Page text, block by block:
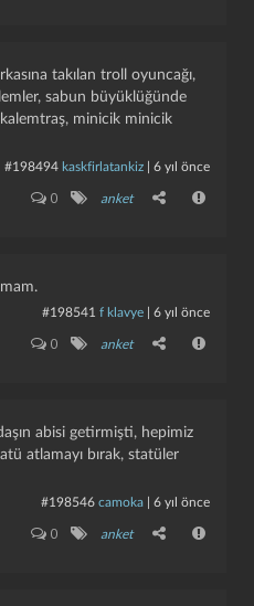
takılan troll oyuncağı,
sabun büyüklüğünde
minicik minicik
#198494 kaskfirlatankiz 6 yıl önce
0 anket
#198541 f klavye 6 yıl önce
0 anket
abisi getirmişti, hepimiz
atlamayı bırak, statüler
#198546 camoka 6 yıl önce
0 anket